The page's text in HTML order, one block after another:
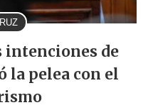
intenciones de
la pelea con el